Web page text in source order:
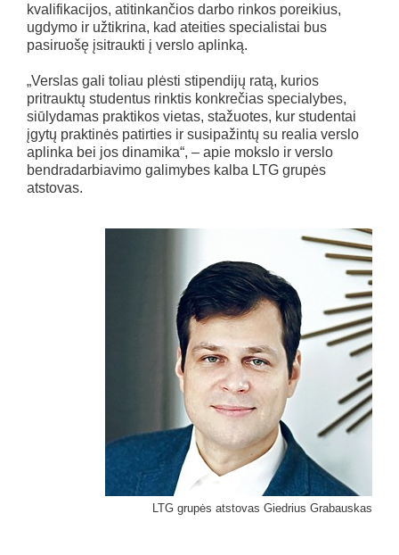
kvalifikacijos, atitinkančios darbo rinkos poreikius,
ugdymo ir užtikrina, kad ateities specialistai bus
pasiruošę įsitraukti į verslo aplinką.
„Verslas gali toliau plėsti stipendijų ratą, kurios
pritrauktų studentus rinktis konkrečias specialybes,
siūlydamas praktikos vietas, stažuotes, kur studentai
įgytų praktinės patirties ir susipažintų su realia verslo
aplinka bei jos dinamika“, – apie mokslo ir verslo
bendradarbiavimo galimybes kalba LTG grupės
atstovas.
LTG grupės atstovas Giedrius Grabauskas